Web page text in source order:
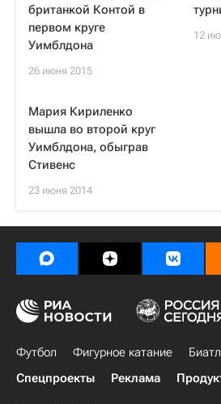
британкой Контой в
первом круге
Уимблдона
26 июня 2015
12
Мария Кириленко
вышла во второй круг
Уимблдона, обыграв
Стивенс
23 июня 2014
Футбол Фигурное катание
Спецпроекты
Реклама